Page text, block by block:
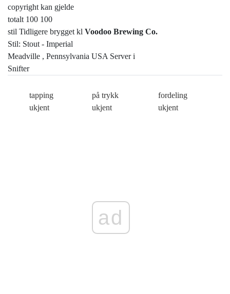
copyright kan gjelde
totalt 100 100
stil Tidligere brygget kl Voodoo Brewing Co.
Stil: Stout - Imperial
Meadville , Pennsylvania USA Server i
Snifter
tapping
ukjent
på trykk
ukjent
ad
fordeling
ukjent